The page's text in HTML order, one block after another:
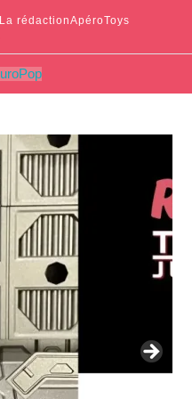
La rédactionApéroToys